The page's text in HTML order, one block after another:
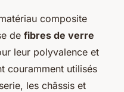
composite
de fibres de verre
leur polyvalence et
couramment utilisés
les châssis et